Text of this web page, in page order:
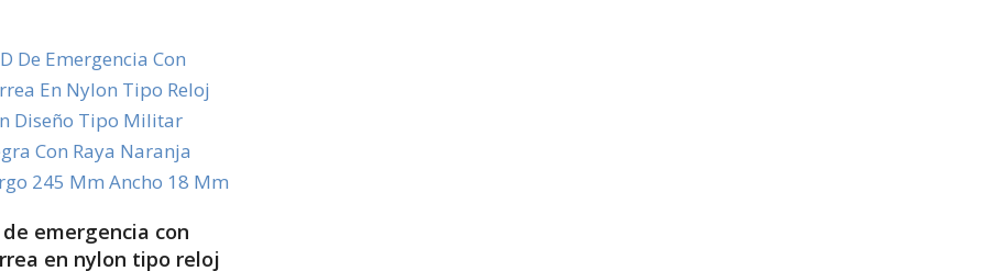
SELECT OPTIONS
de emergencia con
en nylon tipo reloj